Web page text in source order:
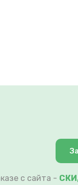
с сайта -